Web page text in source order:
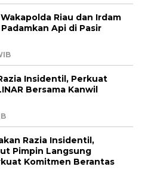
Riau dan Irdam
Api di Pasir
Insidentil, Perkuat
Bersama Kanwil
Razia Insidentil,
Pimpin Langsung
Komitmen Berantas